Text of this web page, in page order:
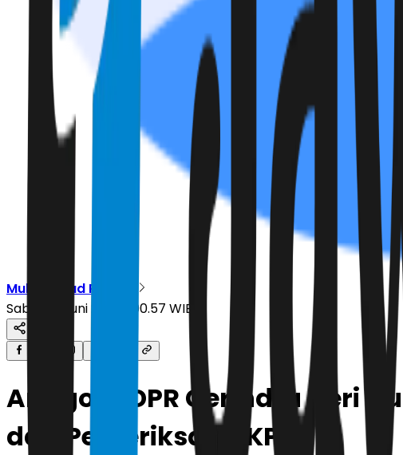
Muhammad Ridwan
Sabtu, 13 Juni 2026 | 00.57 WIB
Anggota DPR Gerindra Heri
dari Pemeriksaan KPK